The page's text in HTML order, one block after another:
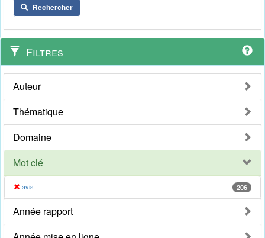
Rechercher
Filtres
Auteur
Thématique
Domaine
Mot clé
avis 206
Année rapport